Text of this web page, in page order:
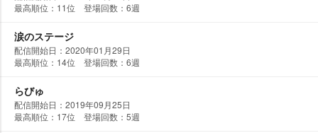
最高順位：11位 登場回数：6週
涙のステージ
配信開始日：2020年01月29日
最高順位：14位 登場回数：6週
らびゅ
配信開始日：2019年09月25日
最高順位：17位 登場回数：5週